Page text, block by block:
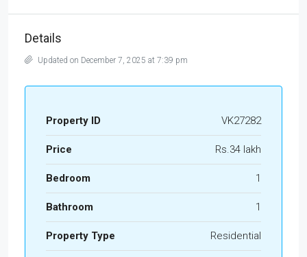
Details
Updated on December 7, 2025 at 7:39 pm
Property ID VK27282
Price Rs.34 lakh
Bedroom 1
Bathroom 1
Property Type Residential